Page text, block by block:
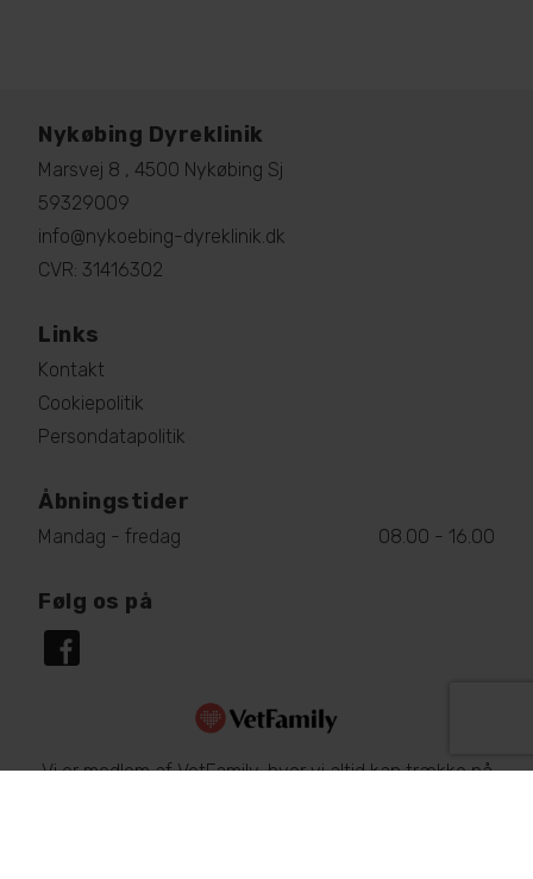
Nykøbing Dyreklinik
Marsvej 8 , 4500 Nykøbing Sj
59329009
info@nykoebing-dyreklinik.dk
CVR: 31416302
Links
Kontakt
Cookiepolitik
Persondatapolitik
Åbningstider
Mandag - fredag 08.00 - 16.00
Følg os på
Vi er medlem af VetFamily, hvor vi altid kan trække på